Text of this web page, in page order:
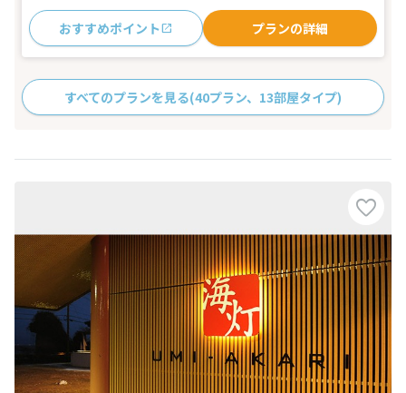
おすすめポイント プランの詳細
すべてのプランを見る(40プラン、13部屋タイプ)